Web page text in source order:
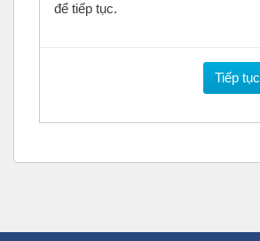
để tiếp tục.
Tiếp tục